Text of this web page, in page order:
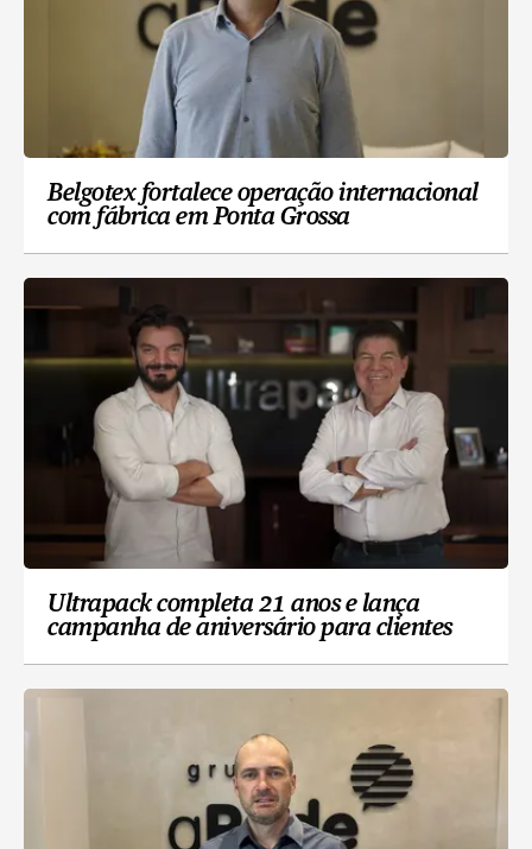
Belgotex fortalece operação internacional
com fábrica em Ponta Grossa
Ultrapack completa 21 anos e lança
campanha de aniversário para clientes